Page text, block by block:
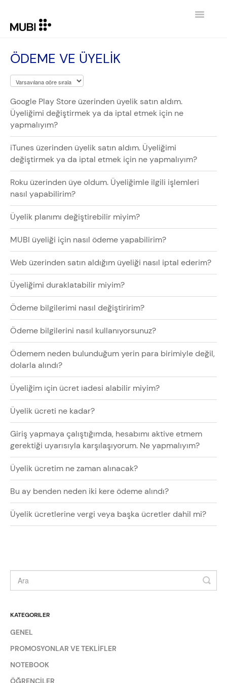
Toggle
İLETIŞIM
GİRİŞE DÖN MUBI.COM
ÖDEME VE ÜYELİK
Google Play Store üzerinden üyelik satın aldım.
Üyeliğimi değiştirmek ya da iptal etmek için ne
yapmalıyım?
iTunes üzerinden üyelik satın aldım. Üyeliğimi
değiştirmek ya da iptal etmek için ne yapmalıyım?
Roku üzerinden üye oldum. Üyeliğimle ilgili işlemleri
nasıl yapabilirim?
Üyelik planımı değiştirebilir miyim?
MUBI üyeliği için nasıl ödeme yapabilirim?
Web üzerinden satın aldığım üyeliği nasıl iptal ederim?
Üyeliğimi duraklatabilir miyim?
Ödeme bilgilerimi nasıl değiştiririm?
Ödeme bilgilerini nasıl kullanıyorsunuz?
Ödemem neden bulunduğum yerin para birimiyle değil,
dolarla alındı?
Üyeliğim i̇çin ücret i̇adesi alabilir miyim?
Üyelik ücreti ne kadar?
Giriş yapmaya çalıştığımda, hesabımı aktive etmem
gerektiği uyarısıyla karşılaşıyorum. Ne yapmalıyım?
Üyelik ücretim ne zaman alınacak?
Bu ay benden neden iki kere ödeme alındı?
Üyelik ücretlerine vergi veya başka ücretler dahil mi?
KATEGORILER
GENEL
PROMOSYONLAR VE TEKLİFLER
NOTEBOOK
ÖĞRENCİLER